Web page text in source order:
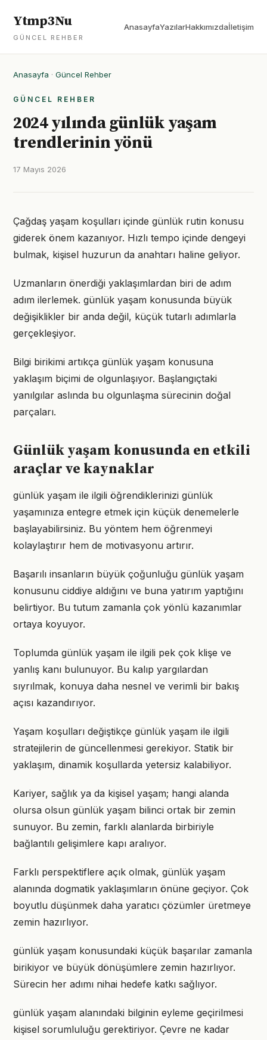
Ytmp3Nu
GÜNCEL REHBER
AnasayfaYazılarHakkımızdaİletişim
Anasayfa · Güncel Rehber
GÜNCEL REHBER
2024 yılında günlük yaşam
trendlerinin yönü
17 Mayıs 2026
Çağdaş yaşam koşulları içinde günlük rutin konusu
giderek önem kazanıyor. Hızlı tempo içinde dengeyi
bulmak, kişisel huzurun da anahtarı haline geliyor.
Uzmanların önerdiği yaklaşımlardan biri de adım
adım ilerlemek. günlük yaşam konusunda büyük
değişiklikler bir anda değil, küçük tutarlı adımlarla
gerçekleşiyor.
Bilgi birikimi artıkça günlük yaşam konusuna
yaklaşım biçimi de olgunlaşıyor. Başlangıçtaki
yanılgılar aslında bu olgunlaşma sürecinin doğal
parçaları.
Günlük yaşam konusunda en etkili
araçlar ve kaynaklar
günlük yaşam ile ilgili öğrendiklerinizi günlük
yaşamınıza entegre etmek için küçük denemelerle
başlayabilirsiniz. Bu yöntem hem öğrenmeyi
kolaylaştırır hem de motivasyonu artırır.
Başarılı insanların büyük çoğunluğu günlük yaşam
konusunu ciddiye aldığını ve buna yatırım yaptığını
belirtiyor. Bu tutum zamanla çok yönlü kazanımlar
ortaya koyuyor.
Toplumda günlük yaşam ile ilgili pek çok klişe ve
yanlış kanı bulunuyor. Bu kalıp yargılardan
sıyrılmak, konuya daha nesnel ve verimli bir bakış
açısı kazandırıyor.
Yaşam koşulları değiştikçe günlük yaşam ile ilgili
stratejilerin de güncellenmesi gerekiyor. Statik bir
yaklaşım, dinamik koşullarda yetersiz kalabiliyor.
Kariyer, sağlık ya da kişisel yaşam; hangi alanda
olursa olsun günlük yaşam bilinci ortak bir zemin
sunuyor. Bu zemin, farklı alanlarda birbiriyle
bağlantılı gelişimlere kapı aralıyor.
Farklı perspektiflere açık olmak, günlük yaşam
alanında dogmatik yaklaşımların önüne geçiyor. Çok
boyutlu düşünmek daha yaratıcı çözümler üretmeye
zemin hazırlıyor.
günlük yaşam konusundaki küçük başarılar zamanla
birikiyor ve büyük dönüşümlere zemin hazırlıyor.
Sürecin her adımı nihai hedefe katkı sağlıyor.
günlük yaşam alanındaki bilginin eyleme geçirilmesi
kişisel sorumluluğu gerektiriyor. Çevre ne kadar